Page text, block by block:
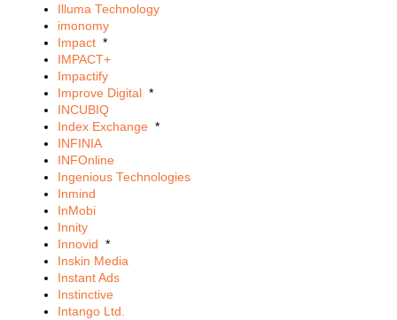
Illuma Technology
imonomy
Impact *
IMPACT+
Impactify
Improve Digital *
INCUBIQ
Index Exchange *
INFINIA
INFOnline
Ingenious Technologies
Inmind
InMobi
Innity
Innovid *
Inskin Media
Instant Ads
Instinctive
Intango Ltd.